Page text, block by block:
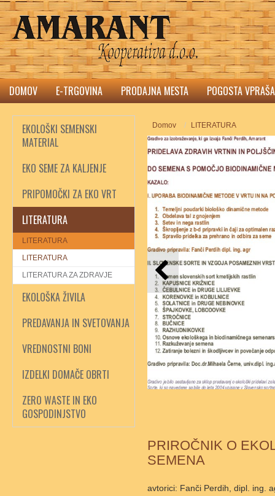
DOMOV E-TRGOVINA PRODAJNA MESTA POGOSTA
EKOLOŠKI SEMENSKI
MATERIAL
EKO SEME ZA KALJENJE
PRIPOMOČKI ZA EKO VRT
LITERATURA
LITERATURA
LITERATURA
LITERATURA ZA ZDRAVJE
EKOLOŠKA ŽIVILA
PREDAVANJA IN SVETOVANJA
VREDNOSTNI BONI
IZDELKI DOMAČE OBRTI
ZERO WASTE IN EKO
GOSPODINJSTVO
Domov LITERATURA
PRIROČNIK O
SEMENA
avtorici: Fanči Perdih, dipl. ing.